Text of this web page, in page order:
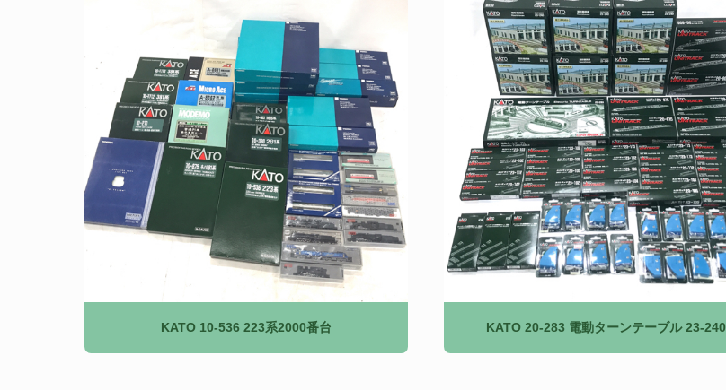
KATO 10-536 223系2000番台 KATO 20-283 電動ターンテーブル 23-240